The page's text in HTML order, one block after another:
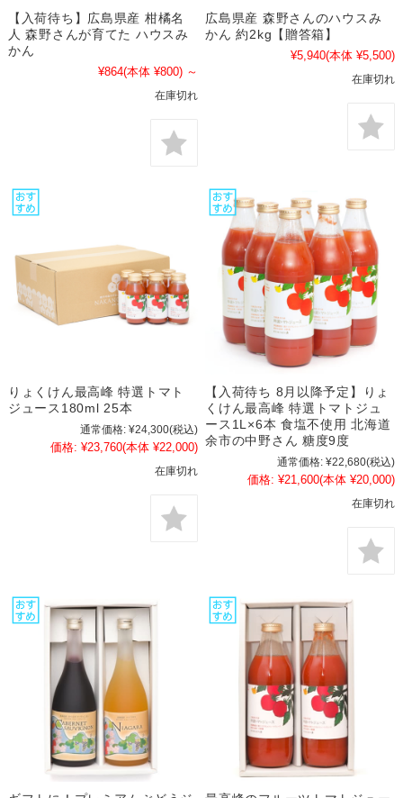
【入荷待ち】広島県産 柑橘名
人 森野さんが育てた ハウスみ
かん
¥864(本体 ¥800) ～
在庫切れ
広島県産 森野さんのハウスみ
かん 約2kg【贈答箱】
¥5,940(本体 ¥5,500)
在庫切れ
りょくけん最高峰 特選トマト
ジュース180ml 25本
通常価格: ¥24,300(税込)
価格: ¥23,760(本体 ¥22,000)
在庫切れ
【入荷待ち 8月以降予定】りょ
くけん最高峰 特選トマトジュ
ース1L×6本 食塩不使用 北海道
余市の中野さん 糖度9度
通常価格: ¥22,680(税込)
価格: ¥21,600(本体 ¥20,000)
在庫切れ